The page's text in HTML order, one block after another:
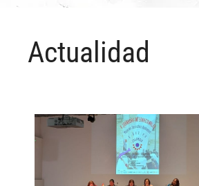
Actualidad